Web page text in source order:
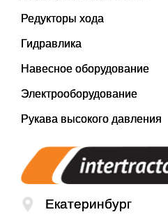
Редукторы хода
Гидравлика
Навесное оборудование
Электрооборудование
Рукава высокого давления
Екатеринбург